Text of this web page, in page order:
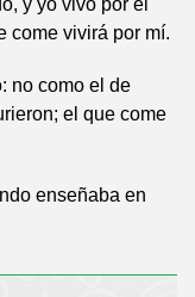
y yo vivo por el
come vivirá por mí.
no como el de
el que come
enseñaba en